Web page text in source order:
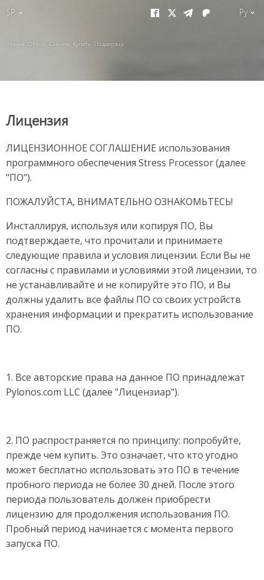
SP Ру
Главная Обзор Скачать Купить Поддержка
Лицензия
ЛИЦЕНЗИОННОЕ СОГЛАШЕНИЕ использования
программного обеспечения Stress Processor (далее
"ПО").
ПОЖАЛУЙСТА, ВНИМАТЕЛЬНО ОЗНАКОМЬТЕСЬ!
Инсталлируя, используя или копируя ПО, Вы
подтверждаете, что прочитали и принимаете
следующие правила и условия лицензии. Если Вы не
согласны с правилами и условиями этой лицензии, то
не устанавливайте и не копируйте это ПО, и Вы
должны удалить все файлы ПО со своих устройств
хранения информации и прекратить использование
ПО.
1. Все авторские права на данное ПО принадлежат
Pylonos.com LLC (далее "Лицензиар").
2. ПО распространяется по принципу: попробуйте,
прежде чем купить. Это означает, что кто угодно
может бесплатно использовать это ПО в течение
пробного периода не более 30 дней. После этого
периода пользователь должен приобрести
лицензию для продолжения использования ПО.
Пробный период начинается с момента первого
запуска ПО.